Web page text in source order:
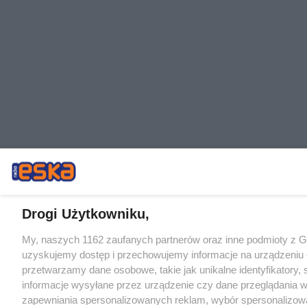
Drogi Użytkowniku,
My, naszych 1162 zaufanych partnerów oraz inne podmioty z
uzyskujemy dostęp i przechowujemy informacje na urządzeniu
przetwarzamy dane osobowe, takie jak unikalne identyfikatory,
informacje wysyłane przez urządzenie czy dane przeglądania
zapewniania spersonalizowanych reklam, wybór